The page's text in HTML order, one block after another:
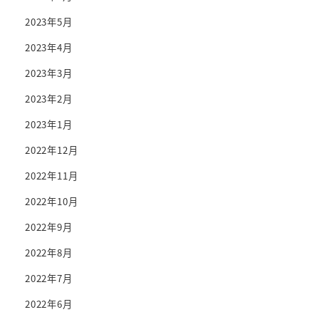
2023年5月
2023年4月
2023年3月
2023年2月
2023年1月
2022年12月
2022年11月
2022年10月
2022年9月
2022年8月
2022年7月
2022年6月